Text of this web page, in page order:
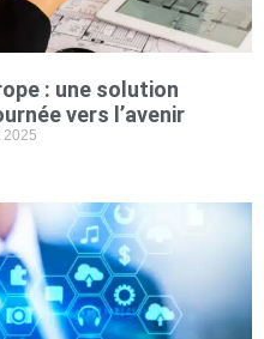
: une solution
vers l’avenir
2025